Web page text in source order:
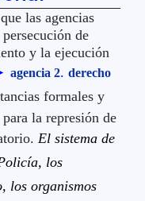
las agencias
de
y la ejecución
agencia 2. derecho
formales y
la represión de
El sistema de
los
los organismos